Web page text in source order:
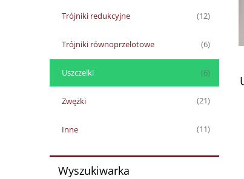
Trójniki redukcyjne (12)
Trójniki równoprzelotowe (6)
Uszczelki (6)
Zwężki (21)
Inne (11)
Wyszukiwarka